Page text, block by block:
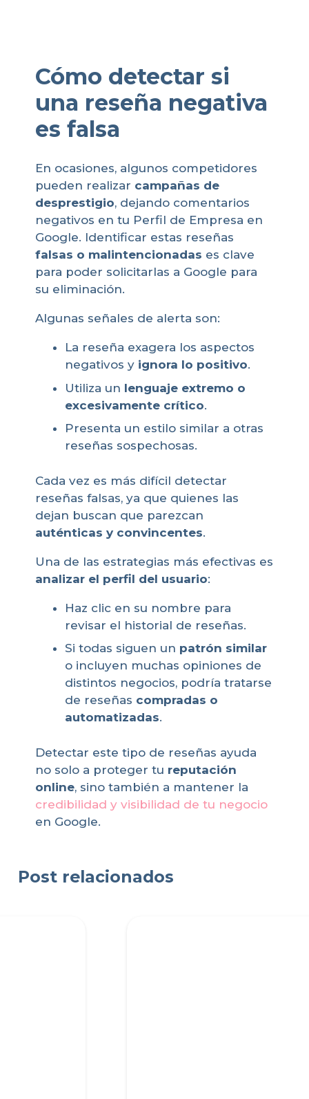
Cómo detectar si
una reseña negativa
es falsa
En ocasiones, algunos competidores
pueden realizar campañas de
desprestigio, dejando comentarios
negativos en tu Perfil de Empresa en
Google. Identificar estas reseñas
falsas o malintencionadas es clave
para poder solicitarlas a Google para
su eliminación.
Algunas señales de alerta son:
La reseña exagera los aspectos
negativos y ignora lo positivo.
Utiliza un lenguaje extremo o
excesivamente crítico.
Presenta un estilo similar a otras
reseñas sospechosas.
Cada vez es más difícil detectar
reseñas falsas, ya que quienes las
dejan buscan que parezcan
auténticas y convincentes.
Una de las estrategias más efectivas es
analizar el perfil del usuario:
Haz clic en su nombre para
revisar el historial de reseñas.
Si todas siguen un patrón similar
o incluyen muchas opiniones de
distintos negocios, podría tratarse
de reseñas compradas o
automatizadas.
Detectar este tipo de reseñas ayuda
no solo a proteger tu reputación
online, sino también a mantener la
credibilidad y visibilidad de tu negocio
en Google.
Post relacionados